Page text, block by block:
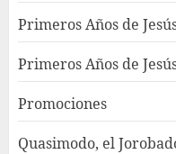
Primeros Años de
Primeros Años de
Promociones
Quasimodo, el